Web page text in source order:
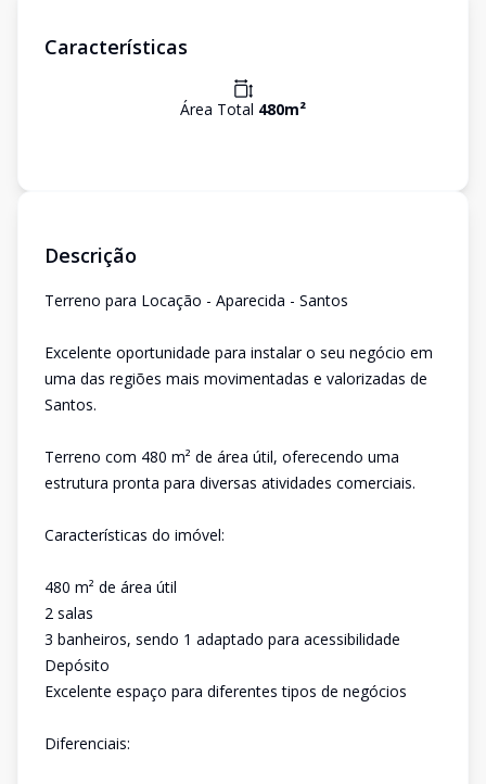
Características
Área Total 480m²
Descrição
Terreno para Locação - Aparecida - Santos
Excelente oportunidade para instalar o seu negócio em
uma das regiões mais movimentadas e valorizadas de
Santos.
Terreno com 480 m² de área útil, oferecendo uma
estrutura pronta para diversas atividades comerciais.
Características do imóvel:
480 m² de área útil
2 salas
3 banheiros, sendo 1 adaptado para acessibilidade
Depósito
Excelente espaço para diferentes tipos de negócios
Diferenciais: